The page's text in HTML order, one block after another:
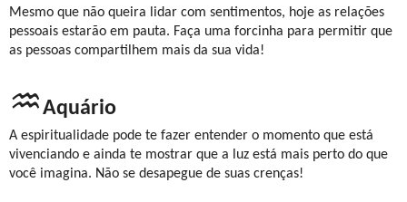
Mesmo que não queira lidar com sentimentos, hoje as relações
pessoais estarão em pauta. Faça uma forcinha para permitir que
as pessoas compartilhem mais da sua vida!
♒Aquário
A espiritualidade pode te fazer entender o momento que está
vivenciando e ainda te mostrar que a luz está mais perto do que
você imagina. Não se desapegue de suas crenças!